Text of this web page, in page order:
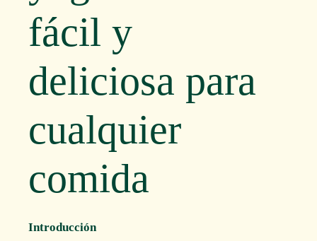
fácil y
deliciosa para
cualquier
comida
Introducción